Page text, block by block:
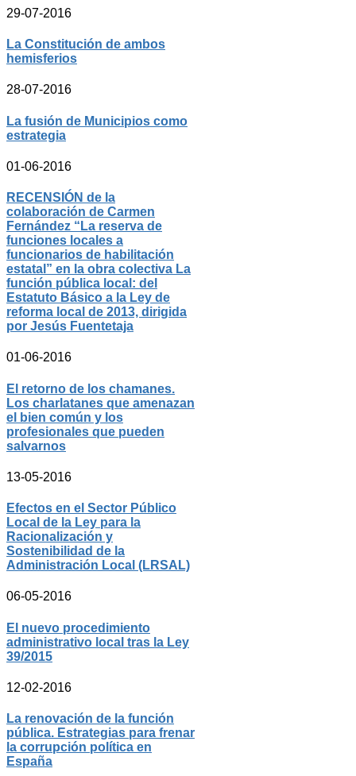
29-07-2016
La Constitución de ambos
hemisferios
28-07-2016
La fusión de Municipios como
estrategia
01-06-2016
RECENSIÓN de la
colaboración de Carmen
Fernández “La reserva de
funciones locales a
funcionarios de habilitación
estatal” en la obra colectiva La
función pública local: del
Estatuto Básico a la Ley de
reforma local de 2013, dirigida
por Jesús Fuentetaja
01-06-2016
El retorno de los chamanes.
Los charlatanes que amenazan
el bien común y los
profesionales que pueden
salvarnos
13-05-2016
Efectos en el Sector Público
Local de la Ley para la
Racionalización y
Sostenibilidad de la
Administración Local (LRSAL)
06-05-2016
El nuevo procedimiento
administrativo local tras la Ley
39/2015
12-02-2016
La renovación de la función
pública. Estrategias para frenar
la corrupción política en
España